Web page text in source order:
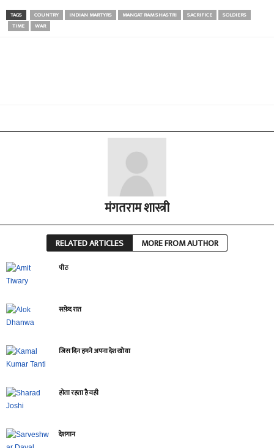
TAGS COUNTRY INDIAN MARTYRS MANGAT RAM SHASTRI SACRIFICE
SOLDIERS
TIME
WAR
मंगतराम शास्त्री
RELATED ARTICLES MORE FROM AUTHOR
पीठ
सफ़ेद रात
जिस दिन हमने अपना देश खोया
होता रहता है वही
देशगान